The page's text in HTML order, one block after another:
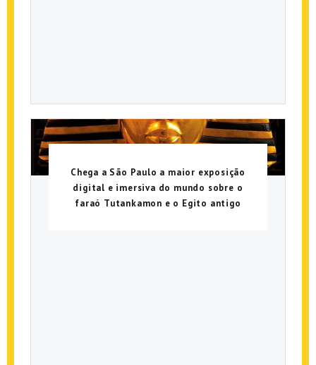
Chega a São Paulo a maior exposição
digital e imersiva do mundo sobre o
faraó Tutankamon e o Egito antigo